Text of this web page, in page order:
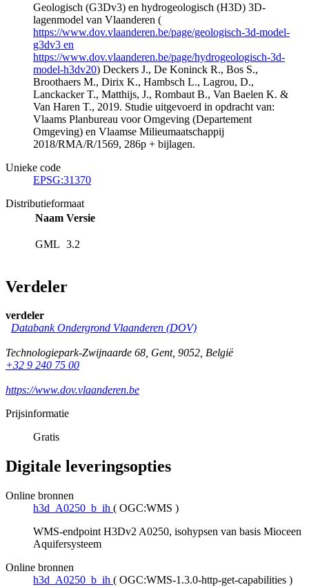
Geologisch (G3Dv3) en hydrogeologisch (H3D) 3D-
lagenmodel van Vlaanderen (
https://www.dov.vlaanderen.be/page/geologisch-3d-model-
g3dv3 en
https://www.dov.vlaanderen.be/page/hydrogeologisch-3d-
model-h3dv20) Deckers J., De Koninck R., Bos S.,
Broothaers M., Dirix K., Hambsch L., Lagrou, D.,
Lanckacker T., Matthijs, J., Rombaut B., Van Baelen K. &
Van Haren T., 2019. Studie uitgevoerd in opdracht van:
Vlaams Planbureau voor Omgeving (Departement
Omgeving) en Vlaamse Milieumaatschappij
2018/RMA/R/1569, 286p + bijlagen.
Unieke code
EPSG:31370
Distributieformaat
Naam Versie
GML 3.2
Verdeler
verdeler
Databank Ondergrond Vlaanderen (DOV)
Technologiepark-Zwijnaarde 68, Gent, 9052, België
+32 9 240 75 00
https://www.dov.vlaanderen.be
Prijsinformatie
Gratis
Digitale leveringsopties
Online bronnen
h3d_A0250_b_ih ( OGC:WMS )
WMS-endpoint H3Dv2 A0250, isohypsen van basis Mioceen
Aquifersysteem
Online bronnen
h3d_A0250_b_ih ( OGC:WMS-1.3.0-http-get-capabilities )